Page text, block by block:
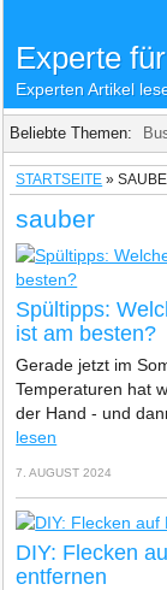
Experte
Experten Artikel
Beliebte Themen:
STARTSEITE »
sauber
Spültipps:
ist am besten?
Gerade jetzt im
Temperaturen hat
der Hand - und
lesen
7. AUGUST 2024
DIY: Flecken
entfernen